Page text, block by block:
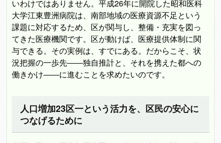
いわけではありません。平成26年に開院した昭和医科
大学江東豊洲病院は、南部地域の医療資源不足という
課題に対応するため、区が関与し、整備・充実を図っ
てきた医療機関です。区が動けば、医療提供体制に関
与できる。その実例は、すでにある。だからこそ、状
況把握の一歩先――独自推計と、それを携えた都への
働きかけ――に進むことを求めたいのです。
人口増加23区一という活力を、区民の安心に
つなげるために